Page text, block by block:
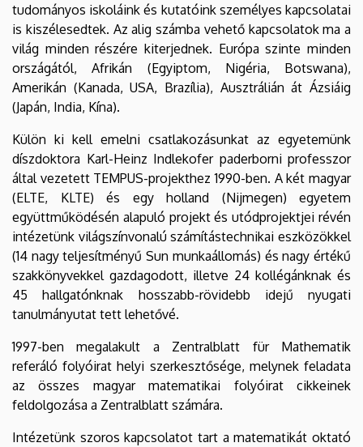
tudományos iskoláink és kutatóink személyes kapcsolatai
is kiszélesedtek. Az alig számba vehető kapcsolatok ma a
világ minden részére kiterjednek. Európa szinte minden
országától, Afrikán (Egyiptom, Nigéria, Botswana),
Amerikán (Kanada, USA, Brazília), Ausztrálián át Ázsiáig
(Japán, India, Kína).
Külön ki kell emelni csatlakozásunkat az egyetemünk
díszdoktora Karl-Heinz Indlekofer paderborni professzor
által vezetett TEMPUS-projekthez 1990-ben. A két magyar
(ELTE, KLTE) és egy holland (Nijmegen) egyetem
együttműködésén alapuló projekt és utódprojektjei révén
intézetünk világszínvonalú számítástechnikai eszközökkel
(14 nagy teljesítményű Sun munkaállomás) és nagy értékű
szakkönyvekkel gazdagodott, illetve 24 kollégánknak és
45 hallgatónknak hosszabb-rövidebb idejű nyugati
tanulmányutat tett lehetővé.
1997-ben megalakult a Zentralblatt für Mathematik
referáló folyóirat helyi szerkesztősége, melynek feladata
az összes magyar matematikai folyóirat cikkeinek
feldolgozása a Zentralblatt számára.
Intézetünk szoros kapcsolatot tart a matematikát oktató